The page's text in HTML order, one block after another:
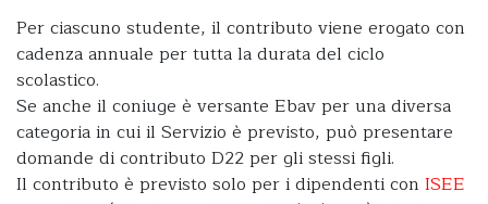
Per ciascuno studente, il contributo viene erogato con
cadenza annuale per tutta la durata del ciclo
scolastico.
Se anche il coniuge è versante Ebav per una diversa
categoria in cui il Servizio è previsto, può presentare
domande di contributo D22 per gli stessi figli.
Il contributo è previsto solo per i dipendenti con ISEE